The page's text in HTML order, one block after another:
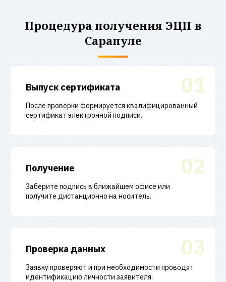
Процедура получения ЭЦП в
Сарапуле
01
Выпуск сертификата
После проверки формируется квалифицированный
сертификат электронной подписи.
02
Получение
Заберите подпись в ближайшем офисе или
получите дистанционно на носитель.
03
Проверка данных
Заявку проверяют и при необходимости проводят
идентификацию личности заявителя.